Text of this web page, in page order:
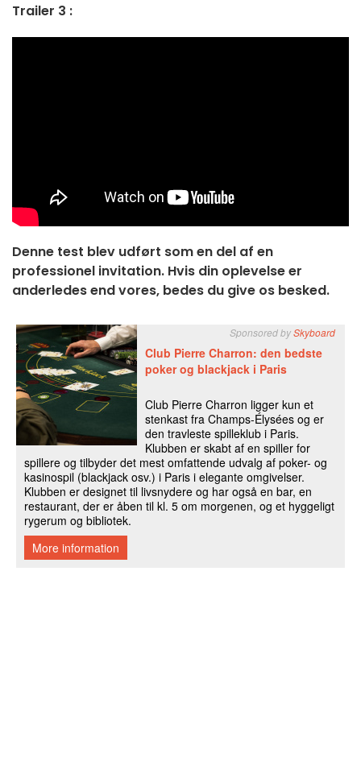
Trailer 3 :
Denne test blev udført som en del af en
professionel invitation. Hvis din oplevelse er
anderledes end vores, bedes du give os besked.